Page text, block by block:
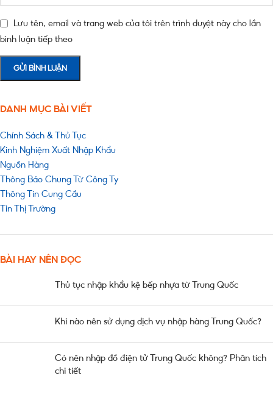
Lưu tên, email và trang web của tôi trên trình duyệt này cho lần
bình luận tiếp theo
DANH MỤC BÀI VIẾT
Chính Sách & Thủ Tục
Kinh Nghiệm Xuất Nhập Khẩu
Nguồn Hàng
Thông Báo Chung Từ Công Ty
Thông Tin Cung Cầu
Tin Thị Trường
BÀI HAY NÊN ĐỌC
Thủ tục nhập khẩu kệ bếp nhựa từ Trung Quốc
Khi nào nên sử dụng dịch vụ nhập hàng Trung Quốc?
Có nên nhập đồ điện tử Trung Quốc không? Phân tích
chi tiết